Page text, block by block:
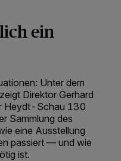
ein
Unter dem
Direktor Gerhard
Heydt-Schau 130
Sammlung des
eine Ausstellung
passiert — und wie
ist.